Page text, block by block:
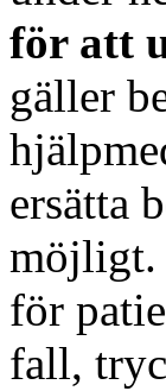
för att
gäller
ersätta
möjligt.
för
fall,